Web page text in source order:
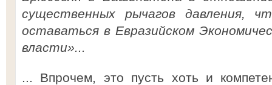
существенных рычагов давления,
оставаться в Евразийском
власти»...
... Впрочем, это пусть хоть и